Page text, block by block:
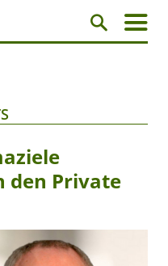
den Private